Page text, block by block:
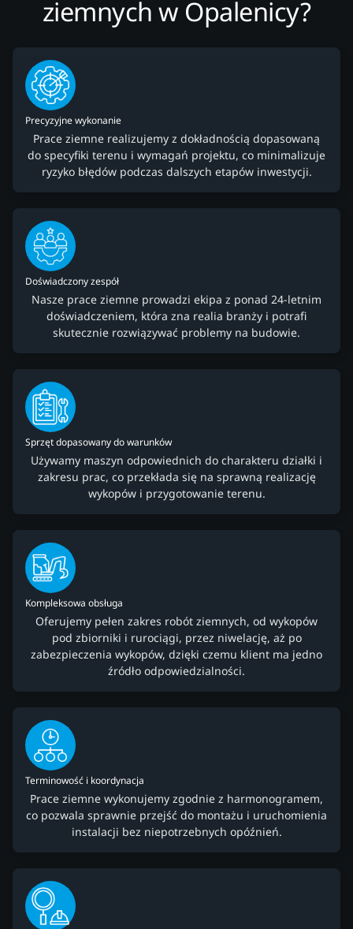
ziemnych w Opalenicy?
Precyzyjne wykonanie
Prace ziemne realizujemy z dokładnością dopasowaną
do specyfiki terenu i wymagań projektu, co minimalizuje
ryzyko błędów podczas dalszych etapów inwestycji.
Doświadczony zespół
Nasze prace ziemne prowadzi ekipa z ponad 24-letnim
doświadczeniem, która zna realia branży i potrafi
skutecznie rozwiązywać problemy na budowie.
Sprzęt dopasowany do warunków
Używamy maszyn odpowiednich do charakteru działki i
zakresu prac, co przekłada się na sprawną realizację
wykopów i przygotowanie terenu.
Kompleksowa obsługa
Oferujemy pełen zakres robót ziemnych, od wykopów
pod zbiorniki i rurociągi, przez niwelację, aż po
zabezpieczenia wykopów, dzięki czemu klient ma jedno
źródło odpowiedzialności.
Terminowość i koordynacja
Prace ziemne wykonujemy zgodnie z harmonogramem,
co pozwala sprawnie przejść do montażu i uruchomienia
instalacji bez niepotrzebnych opóźnień.